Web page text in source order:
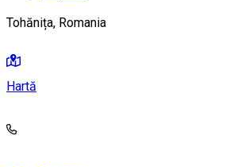
Tohănița, Romania
Hartă